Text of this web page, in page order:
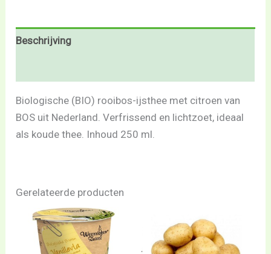
Beschrijving
Biologische (BIO) rooibos-ijsthee met citroen van
BOS uit Nederland. Verfrissend en lichtzoet, ideaal
als koude thee. Inhoud 250 ml.
Gerelateerde producten